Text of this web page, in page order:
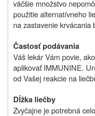
väčšie množstvo
použitie alternatívneho
na zastavenie krvácania
Častosť podávania
Váš lekár Vám povie,
aplikovať IMMUNINE.
od Vašej reakcie na
Dĺžka liečby
Zvyčajne je potrebná